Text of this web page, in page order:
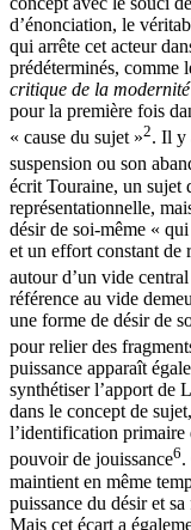
d’énonciation, le
qui arrête cet acteur
prédéterminés, comme
critique de la modernité
pour la première fois
« cause du sujet »2. Il y
suspension ou son
écrit Touraine, un sujet
représentationnelle,
désir de soi-même «
et un effort constant de
autour d’un vide
référence au vide
une forme de désir de
pour relier des
puissance apparaît
synthétiser l’apport de
dans le concept de
l’identification primaire
pouvoir de jouissance6.
maintient en même
puissance du désir et
Mais cet écart a